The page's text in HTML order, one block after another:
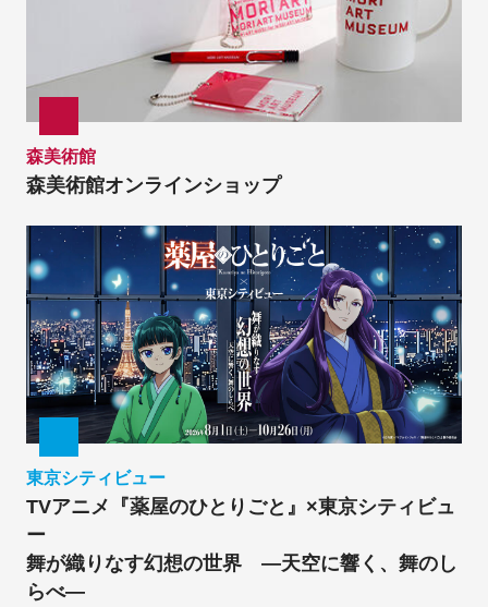
森美術館
森美術館オンラインショップ
東京シティビュー
TVアニメ『薬屋のひとりごと』×東京シティビュ
ー
舞が織りなす幻想の世界 ―天空に響く、舞のし
らべ―